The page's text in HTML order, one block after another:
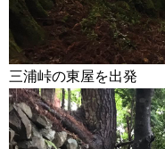
三浦峠の東屋を出発